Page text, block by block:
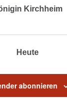
Kirchheim
Heute
abonnieren